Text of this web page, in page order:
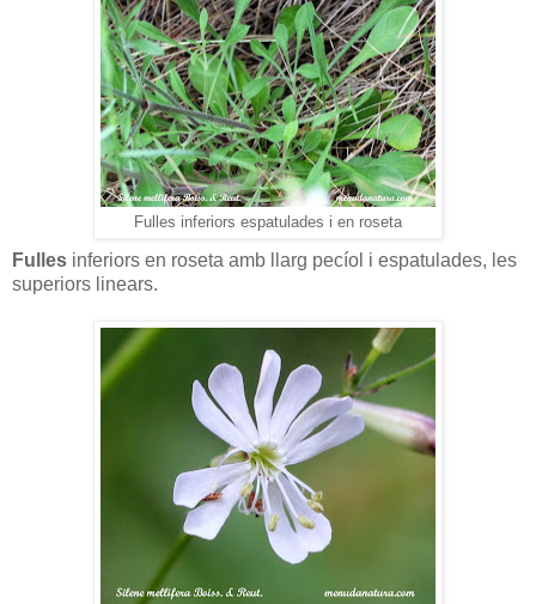
Fulles inferiors espatulades i en roseta
Fulles inferiors en roseta amb llarg pecíol i espatulades, les
superiors linears.